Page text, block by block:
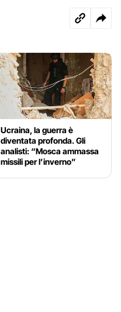
Ucraina, la guerra è
diventata profonda. Gli
analisti: “Mosca ammassa
missili per l’inverno”